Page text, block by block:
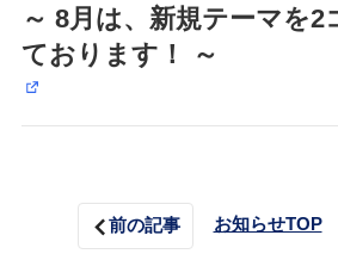
～ 8月は、新規テーマを2
ております！ ～
前の記事 お知らせTOP